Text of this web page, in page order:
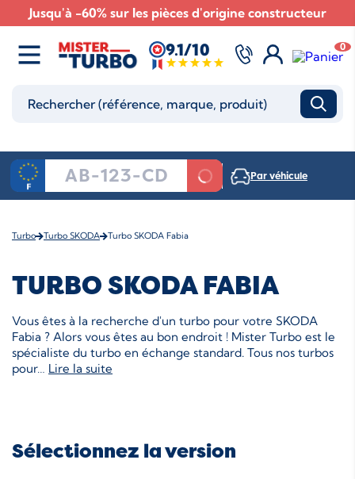
Jusqu'à -60% sur les pièces d'origine constructeur
9.1/10 0
Par véhicule
Turbo Turbo SKODA Turbo SKODA Fabia
TURBO SKODA FABIA
Vous êtes à la recherche d'un turbo pour votre SKODA
Fabia ? Alors vous êtes au bon endroit ! Mister Turbo est le
spécialiste du turbo en échange standard. Tous nos turbos
pour… Lire la suite
Sélectionnez la version